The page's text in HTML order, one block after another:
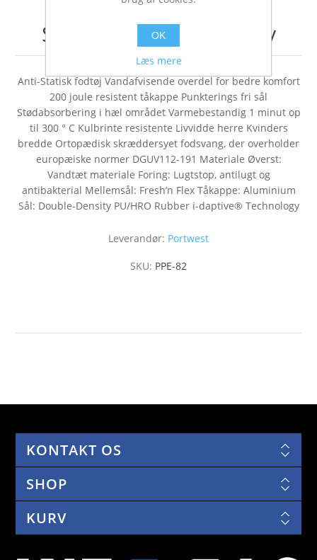
Sikkerhedssko K-Energy
Anti-Statisk fodtøj Vandafvisende overdel for bedre komfort
200 joule resistent tåkappe Punkterings fri sål
Stødabsorbering i hæl området Varmebestandig 1 minut op
til 300 ° C Kulbrinte resistente Livvidde herre Kvinders
bredde Ortopædisk skræddersyet fodsvang, der overholder
europæiske normer DGUV112-191 Materiale Øverst:
Vandtæt materiale Foring: Lugtstop, antilugt og
antibakterial Mellemsål: Fresh’n Flex Tåkappe: Aluminium
Sål: Double-Density PU/HRO Rubber i-daptive® Technology
Leverandør: Portwest
SKU: PPE-82
KONTAKT OS
SHOP
KURV
OK
Læs mere